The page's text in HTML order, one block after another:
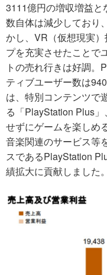
3111億円の増収増益
数自体は減少しており
かし、VR（仮想現実
プを充実させたことで
トの売れ行きは好調。
ティブユーザー数は
は、特別コンテンツで
る「PlayStation Plus
せずにゲームを楽しめ
音楽関連のサービス等
スであるPlayStation
績拡大に貢献しました。